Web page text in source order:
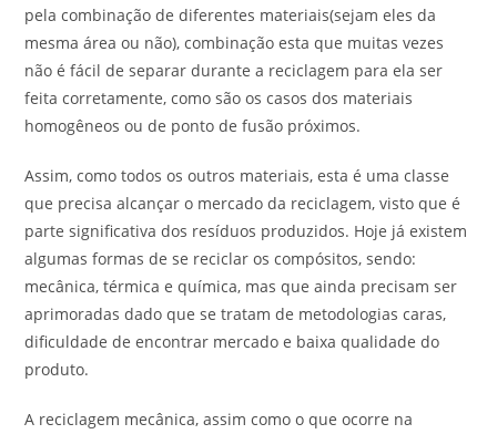
pela combinação de diferentes materiais(sejam eles da
mesma área ou não), combinação esta que muitas vezes
não é fácil de separar durante a reciclagem para ela ser
feita corretamente, como são os casos dos materiais
homogêneos ou de ponto de fusão próximos.
Assim, como todos os outros materiais, esta é uma classe
que precisa alcançar o mercado da reciclagem, visto que é
parte significativa dos resíduos produzidos. Hoje já existem
algumas formas de se reciclar os compósitos, sendo:
mecânica, térmica e química, mas que ainda precisam ser
aprimoradas dado que se tratam de metodologias caras,
dificuldade de encontrar mercado e baixa qualidade do
produto.
A reciclagem mecânica, assim como o que ocorre na